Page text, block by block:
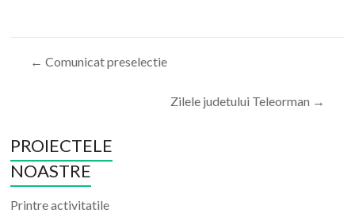
← Comunicat preselectie
Zilele judetului Teleorman →
PROIECTELE
NOASTRE
Printre activitatile